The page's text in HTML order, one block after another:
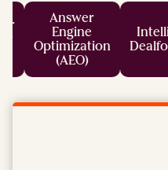
Answer
Engine
Optimization
(AEO)